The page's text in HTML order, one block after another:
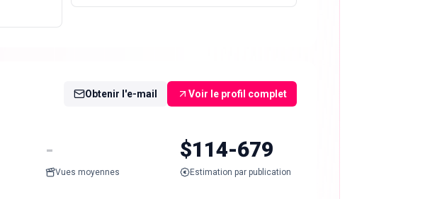
Obtenir l'e-mail Voir le profil complet
-
Vues moyennes
$114-679
Estimation par publication